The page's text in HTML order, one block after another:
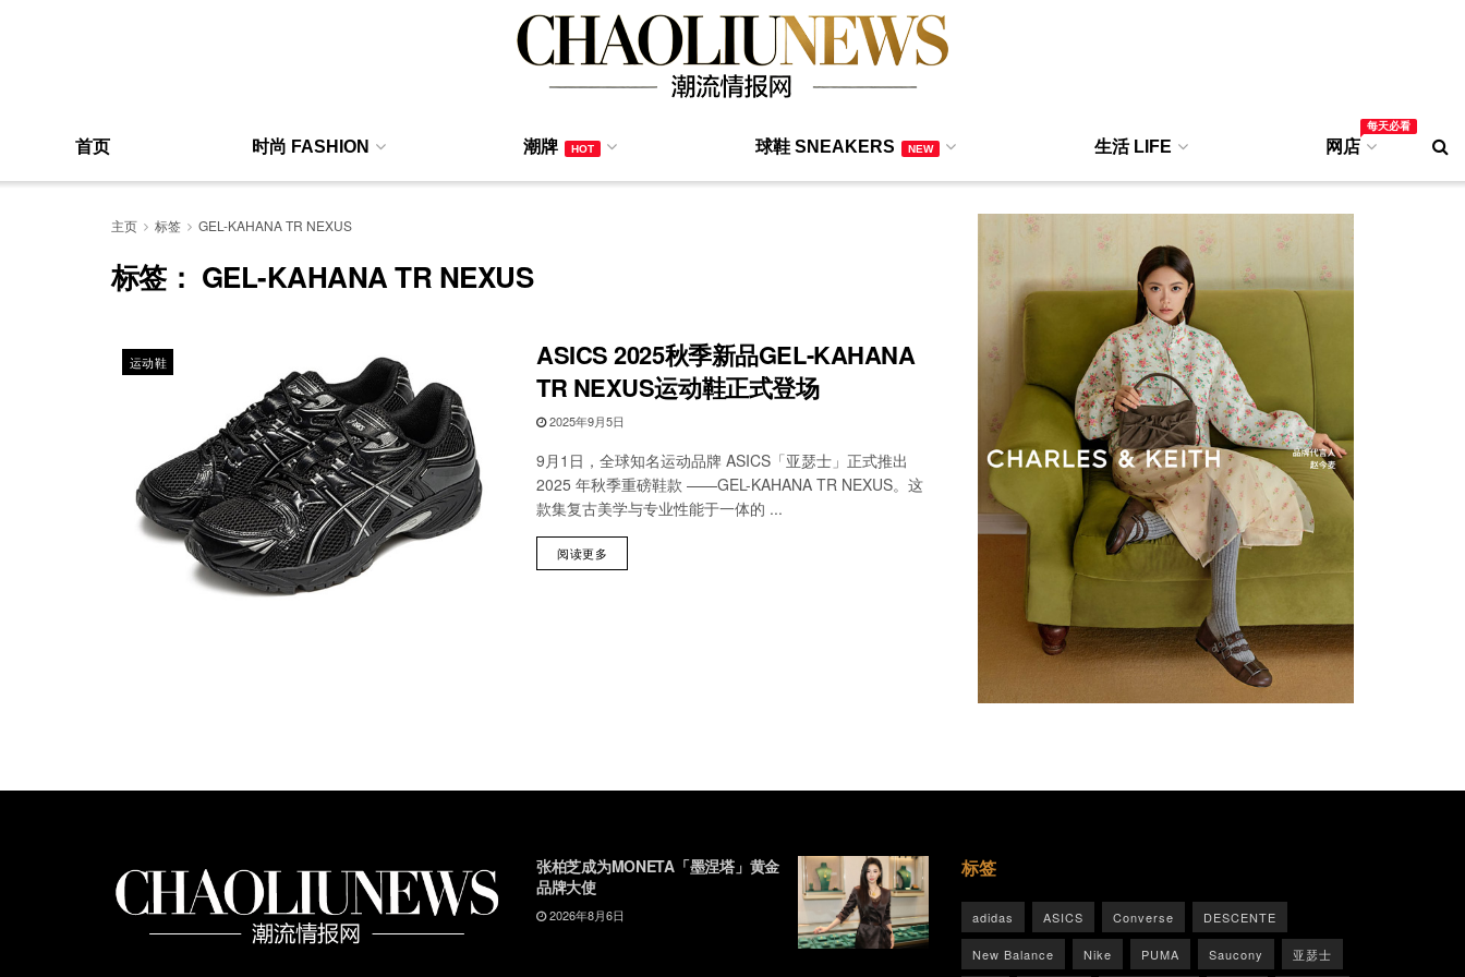
首页 时尚 FASHION 潮牌 HOT 球鞋 SNEAKERS NEW 生活 LIFE 网店
每天必看
主页 标签 GEL-KAHANA TR NEXUS
标签： GEL-KAHANA TR NEXUS
运动鞋
ASICS 2025秋季新品GEL-KAHANA
TR NEXUS运动鞋正式登场
2025年9月5日
9月1日，全球知名运动品牌 ASICS「亚瑟士」正式推出
2025 年秋季重磅鞋款 ——GEL-KAHANA TR NEXUS。这
款集复古美学与专业性能于一体的 ...
阅读更多
张柏芝成为MONETA「墨涅塔」黄金
品牌大使
2026年8月6日
标签
adidas ASICS Converse DESCENTE
New Balance Nike PUMA Saucony 亚瑟士